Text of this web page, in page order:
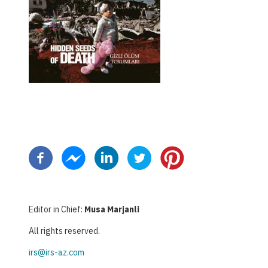
Editor in Chief: Musa Marjanli
All rights reserved.
irs@irs-az.com